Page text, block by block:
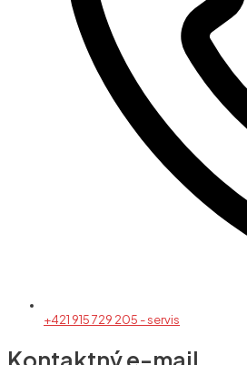
+421 915 729 205 - servis